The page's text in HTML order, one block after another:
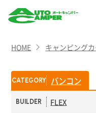
CAMPER
（オート
キャン
HOME キャンピング
CATEGORY バンコン
BUILDER FLEX